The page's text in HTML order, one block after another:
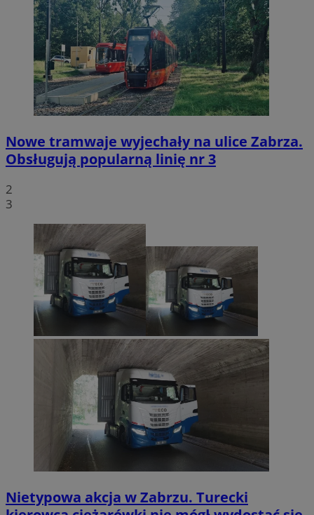
Nowe tramwaje wyjechały na ulice Zabrza.
Obsługują popularną linię nr 3
2
3
Nietypowa akcja w Zabrzu. Turecki